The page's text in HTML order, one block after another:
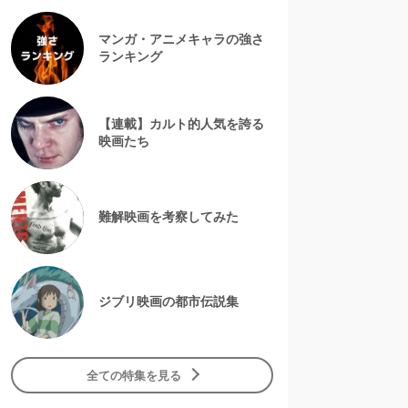
マンガ・アニメキャラの強さ
ランキング
【連載】カルト的人気を誇る
映画たち
難解映画を考察してみた
ジブリ映画の都市伝説集
全ての特集を見る